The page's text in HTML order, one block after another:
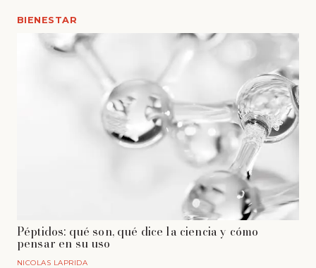
BIENESTAR
Péptidos: qué son, qué dice la ciencia y cómo
pensar en su uso
NICOLAS LAPRIDA